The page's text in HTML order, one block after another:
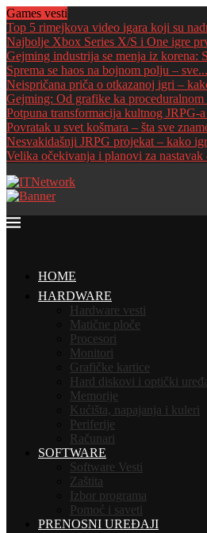
Games vesti
Top 5 rimejkova video igara koji su
Najbolje Xbox Series X/S i One igre
Gejming industrija se menja iz korena:
Sprema se haos na bojnom polju – sve...
Neispričana priča o otkazanoj igri –
Gejming: Od grafike ka proceduralnom
Potpuna transformacija kultnog JRPG-
Povratak u svet košmara – šta sve
Nesvakidašnji JRPG projekat – kako
Velika očekivanja i planovi za nastavak
HOME
HARDWARE
Hardware vesti
Matične ploče
Procesori
Monitori
Grafičke kartice
Hard diskovi i optički
Memorije
Kućišta, napajanja i kuleri
Periferije
Računari
SOFTWARE
Software Vesti
Zaštita
Izbor programa
Pomoć i saveti
PRENOSNI UREĐAJI